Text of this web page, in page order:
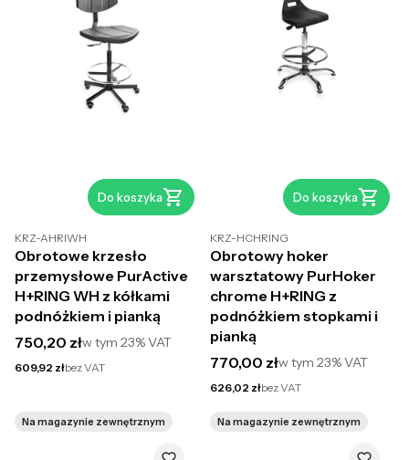
Do koszyka
KRZ-AHRIWH
Obrotowe krzesło
przemysłowe PurActive
H+RING WH z kółkami
podnóżkiem i pianką
Cena brutto
750,20 złw tym 23%VAT
Cena netto
609,92 złbez VAT
Na magazynie zewnętrznym
Do koszyka
KRZ-HCHRING
Obrotowy hoker
warsztatowy PurHoker
chrome H+RING z
podnóżkiem stopkami i
pianką
Cena brutto
770,00 złw tym23%VAT
Cena netto
626,02 złbez VAT
Na magazynie zewnętrznym